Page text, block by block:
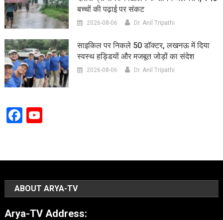
बच्चों की पढ़ाई पर संकट
2026-08-06 Dr. Anil Tripathi
साइकिल पर निकले 50 डॉक्टर, लखनऊ में दिया
स्वस्थ हड्डियों और मजबूत जोड़ों का संदेश
2026-08-06 Dr. Anil Tripathi
Facebook
YouTube
ABOUT ARYA-TV
Arya-TV Address: